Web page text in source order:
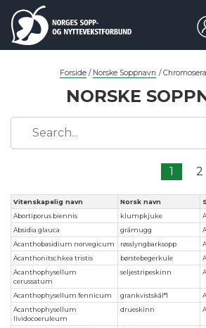
Forside / Norske Soppnavn /
NORSKE
1 2
Vitenskapelig navn Norsk navn
Abortiporus biennis
klumpkjuke
Absidia glauca
gråmugg
Acanthobasidium norvegicum
røsslyngbarksopp
Acanthonitschkea tristis
børstebegerkule
Acanthophysellum
cerussatum
seljestripeskinn
Acanthophysellum fennicum grankvistskål*1
Acanthophysellum
lividocoeruleum
drueskinn